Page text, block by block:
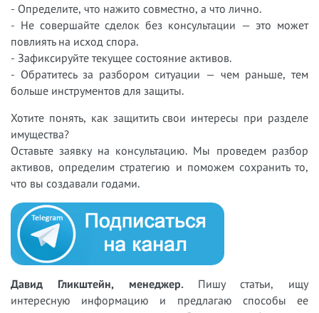
- Определите, что нажито совместно, а что лично.
- Не совершайте сделок без консультации — это может
повлиять на исход спора.
- Зафиксируйте текущее состояние активов.
- Обратитесь за разбором ситуации — чем раньше, тем
больше инструментов для защиты.
Хотите понять, как защитить свои интересы при разделе
имущества?
Оставьте заявку на консультацию. Мы проведем разбор
активов, определим стратегию и поможем сохранить то,
что вы создавали годами.
Давид Гликштейн, менеджер. Пишу статьи, ищу
интересную информацию и предлагаю способы ее